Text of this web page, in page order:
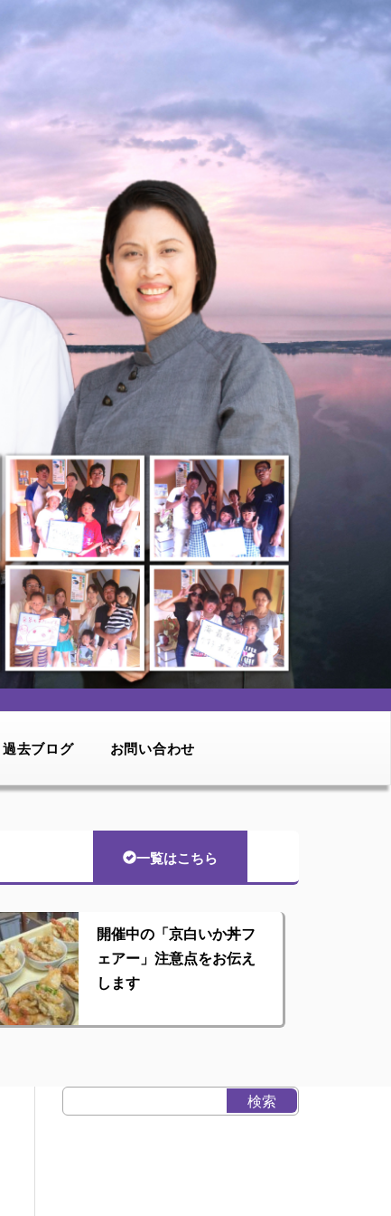
過去ブログ お問い合わせ
一覧はこちら
開催中の「京白いか丼フ
ェアー」注意点をお伝え
します